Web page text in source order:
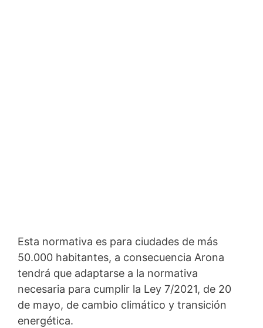
Esta normativa es para ciudades de más
50.000 habitantes, a consecuencia Arona
tendrá que adaptarse a la normativa
necesaria para cumplir la Ley 7/2021, de 20
de mayo, de cambio climático y transición
energética.